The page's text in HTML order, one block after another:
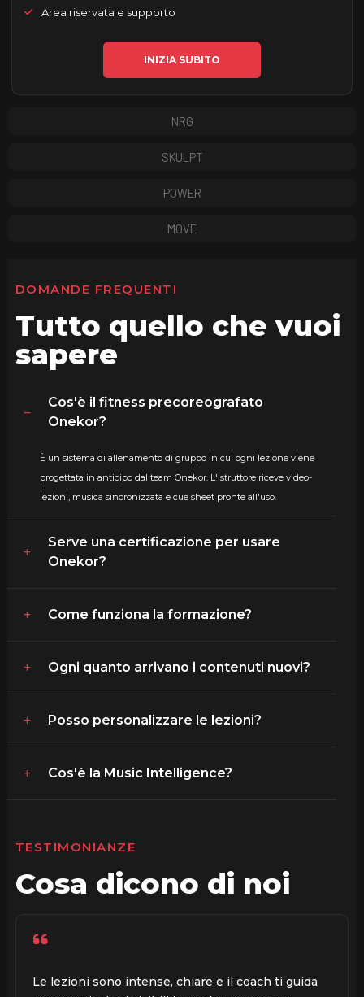
NRG
SKULPT
POWER
MOVE
Area riservata e supporto
INIZIA SUBITO
DOMANDE FREQUENTI
Tutto quello che vuoi
sapere
Cos'è il fitness precoreografato
Onekor?
È un sistema di allenamento di gruppo in cui ogni lezione viene
progettata in anticipo dal team Onekor. L'istruttore riceve video-
lezioni, musica sincronizzata e cue sheet pronte all'uso.
Serve una certificazione per usare
Onekor?
Come funziona la formazione?
Ogni quanto arrivano i contenuti nuovi?
Posso personalizzare le lezioni?
Cos'è la Music Intelligence?
TESTIMONIANZE
Cosa dicono di noi
Le lezioni sono intense, chiare e il coach ti guida